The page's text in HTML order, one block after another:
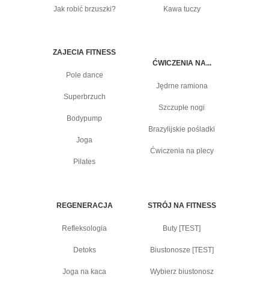
Jak robić brzuszki? Kawa tuczy
ZAJECIA FITNESS
Pole dance
Superbrzuch
Bodypump
Joga
Pilates
ĆWICZENIA NA...
Jędrne ramiona
Szczupłe nogi
Brazylijskie pośladki
Ćwiczenia na plecy
REGENERACJA
Refleksologia
Detoks
Joga na kaca
STRÓJ NA FITNESS
Buty [TEST]
Biustonosze [TEST]
Wybierz biustonosz